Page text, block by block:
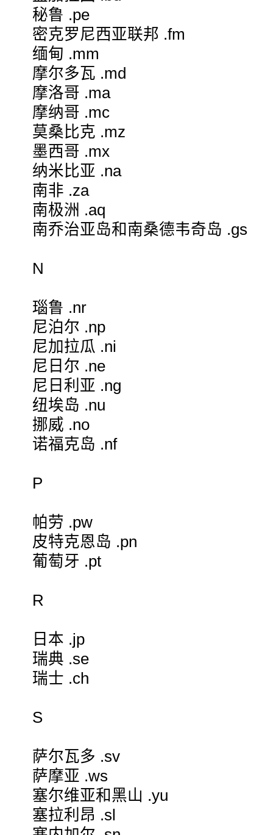
秘鲁 .pe
密克罗尼西亚联邦 .fm
缅甸 .mm
摩尔多瓦 .md
摩洛哥 .ma
摩纳哥 .mc
莫桑比克 .mz
墨西哥 .mx
纳米比亚 .na
南非 .za
南极洲 .aq
南乔治亚岛和南桑德韦奇岛 .gs
N
瑙鲁 .nr
尼泊尔 .np
尼加拉瓜 .ni
尼日尔 .ne
尼日利亚 .ng
纽埃岛 .nu
挪威 .no
诺福克岛 .nf
P
帕劳 .pw
皮特克恩岛 .pn
葡萄牙 .pt
R
日本 .jp
瑞典 .se
瑞士 .ch
S
萨尔瓦多 .sv
萨摩亚 .ws
塞尔维亚和黑山 .yu
塞拉利昂 .sl